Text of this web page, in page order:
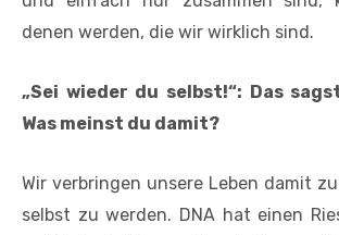
denen werden, die wir wirklich sind.
„Sei wieder du selbst!“: Das
Was meinst du damit?
Wir verbringen unsere Leben damit
selbst zu werden. DNA hat einen